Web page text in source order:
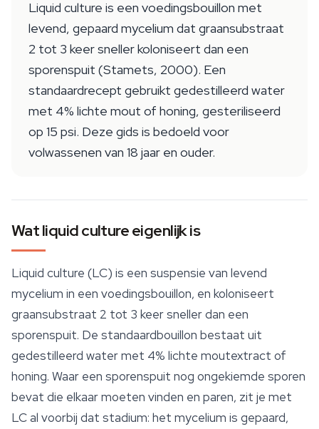
Liquid culture is een voedingsbouillon met
levend, gepaard mycelium dat graansubstraat
2 tot 3 keer sneller koloniseert dan een
sporenspuit (Stamets, 2000). Een
standaardrecept gebruikt gedestilleerd water
met 4% lichte mout of honing, gesteriliseerd
op 15 psi. Deze gids is bedoeld voor
volwassenen van 18 jaar en ouder.
Wat liquid culture eigenlijk is
Liquid culture (LC) is een suspensie van levend
mycelium in een voedingsbouillon, en koloniseert
graansubstraat 2 tot 3 keer sneller dan een
sporenspuit. De standaardbouillon bestaat uit
gedestilleerd water met 4% lichte moutextract of
honing. Waar een sporenspuit nog ongekiemde sporen
bevat die elkaar moeten vinden en paren, zit je met
LC al voorbij dat stadium: het mycelium is gepaard,